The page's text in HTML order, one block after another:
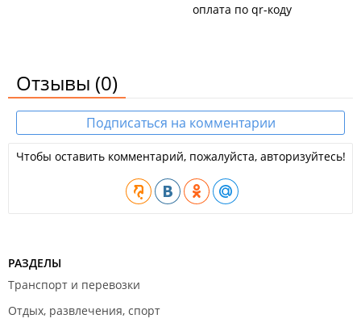
оплата по qr-коду
Отзывы (0)
Подписаться на комментарии
Чтобы оставить комментарий, пожалуйста, авторизуйтесь!
РАЗДЕЛЫ
Транспорт и перевозки
Отдых, развлечения, спорт